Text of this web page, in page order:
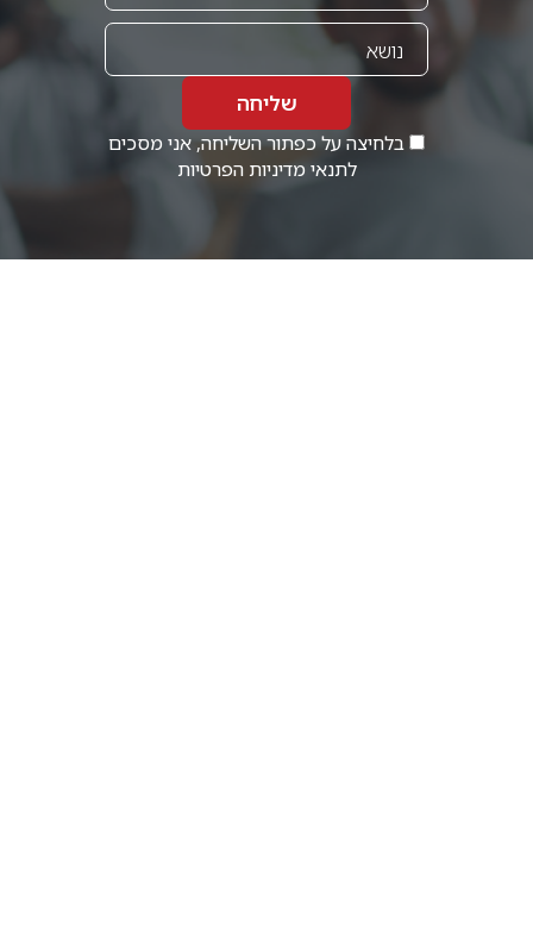
שליחה
בלחיצה על כפתור השליחה, אני מסכים
לתנאימדיניות הפרטיות